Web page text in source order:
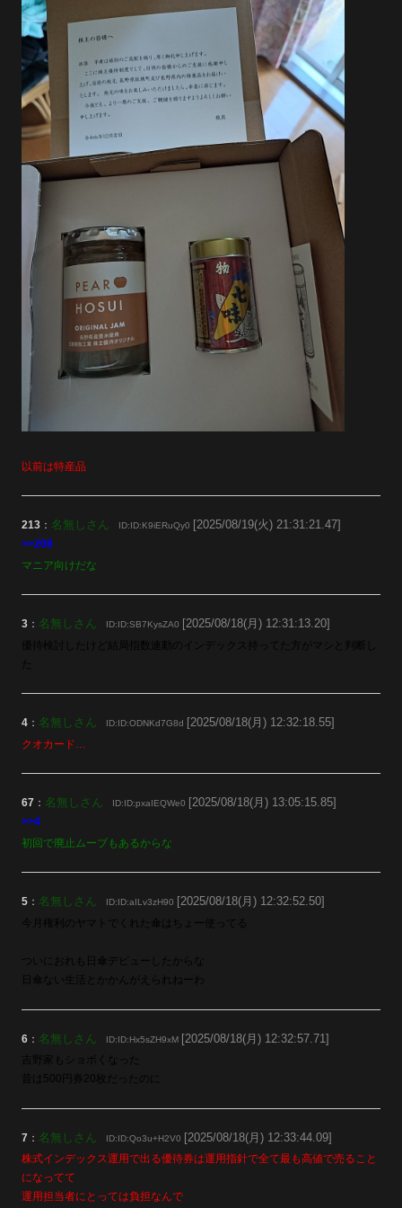
以前は特産品
213 ： 名無しさん ID:ID:K9iERuQy0 [2025/08/19(火) 21:31:21.47]
>>208
マニア向けだな
3 ： 名無しさん ID:ID:SB7KysZA0 [2025/08/18(月) 12:31:13.20]
優待検討したけど結局指数連動のインデックス持ってた方がマシと判断し
た
4 ： 名無しさん ID:ID:ODNKd7G8d [2025/08/18(月) 12:32:18.55]
クオカード…
67 ： 名無しさん ID:ID:pxaIEQWe0 [2025/08/18(月) 13:05:15.85]
>>4
初回で廃止ムーブもあるからな
5 ： 名無しさん ID:ID:aILv3zH90 [2025/08/18(月) 12:32:52.50]
今月権利のヤマトでくれた傘はちょー使ってる
ついにおれも日傘デビューしたからな
日傘ない生活とかかんがえられねーわ
6 ： 名無しさん ID:ID:Hx5sZH9xM [2025/08/18(月) 12:32:57.71]
吉野家もショボくなった
昔は500円券20枚だったのに
7 ： 名無しさん ID:ID:Qo3u+H2V0 [2025/08/18(月) 12:33:44.09]
株式インデックス運用で出る優待券は運用指針で全て最も高値で売ること
になってて
運用担当者にとっては負担なんで